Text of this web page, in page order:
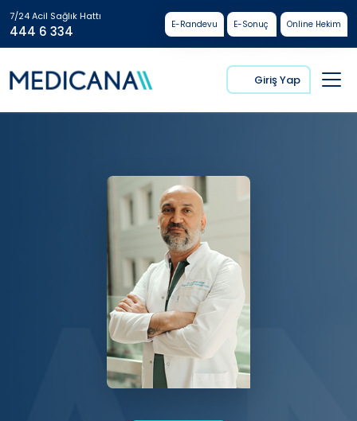
7/24 Acil Sağlık Hattı
444 6 334 E-Randevu E-Sonuç Online Hekim
Giriş Yap